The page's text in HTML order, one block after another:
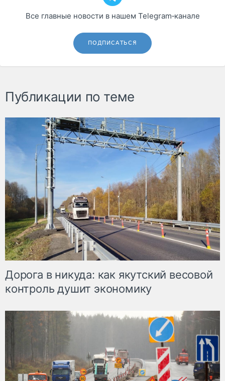
Все главные новости в нашем Telegram‑канале
ПОДПИСАТЬСЯ
Публикации по теме
Дорога в никуда: как якутский весовой
контроль душит экономику